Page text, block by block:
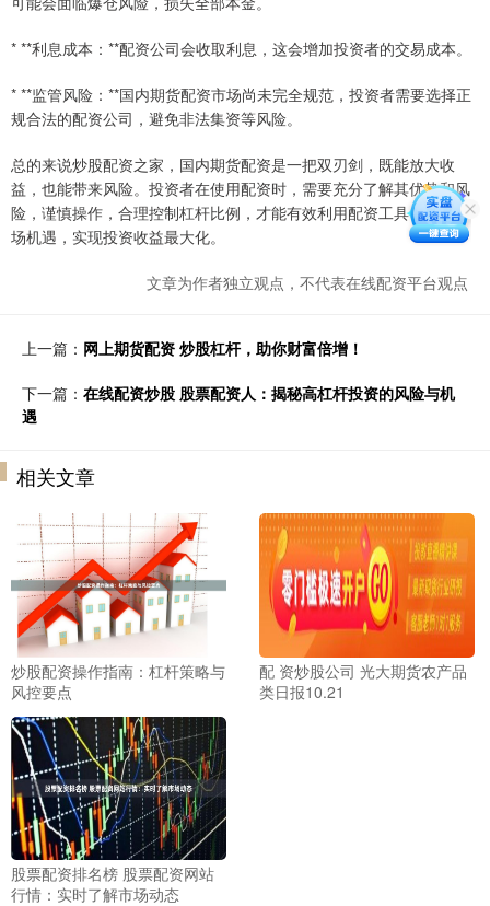
* **利息成本：**配资公司会收取利息，这会增加投资者的交易成本。
* **监管风险：**国内期货配资市场尚未完全规范，投资者需要选择正
规合法的配资公司，避免非法集资等风险。
总的来说炒股配资之家，国内期货配资是一把双刃剑，既能放大收
益，也能带来风险。投资者在使用配资时，需要充分了解其优势和风
险，谨慎操作，合理控制杠杆比例，才能有效利用配资工具，掌控市
场机遇，实现投资收益最大化。
文章为作者独立观点，不代表在线配资平台观点
上一篇： 网上期货配资 炒股杠杆，助你财富倍增！
下一篇： 在线配资炒股 股票配资人：揭秘高杠杆投资的风险与机
遇
相关文章
炒股配资操作指南：杠杆策略与
风控要点
配 资炒股公司 光大期货农产品
类日报10.21
股票配资排名榜 股票配资网站
行情：实时了解市场动态